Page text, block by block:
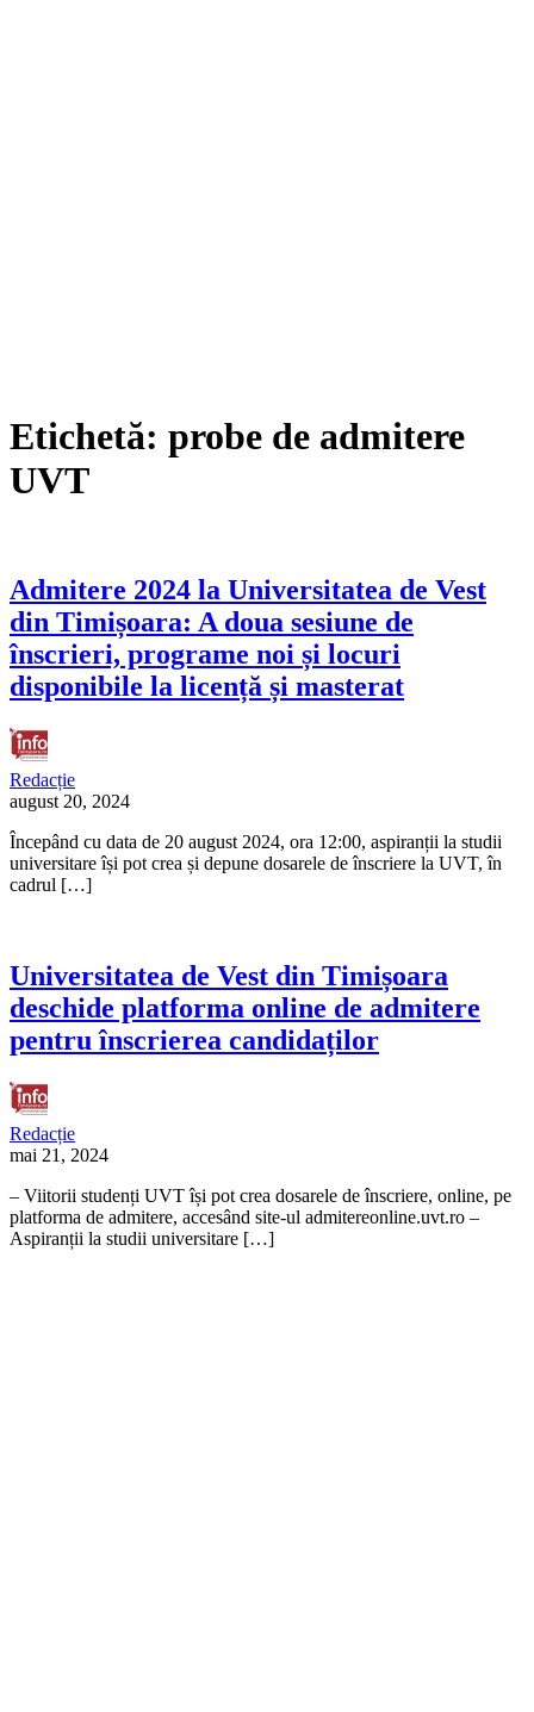
Etichetă: probe de admitere
UVT
Admitere 2024 la Universitatea de Vest
din Timișoara: A doua sesiune de
înscrieri, programe noi și locuri
disponibile la licență și masterat
Redacție
august 20, 2024
Începând cu data de 20 august 2024, ora 12:00, aspiranții la studii
universitare își pot crea și depune dosarele de înscriere la UVT, în
cadrul […]
Universitatea de Vest din Timișoara
deschide platforma online de admitere
pentru înscrierea candidaților
Redacție
mai 21, 2024
– Viitorii studenți UVT își pot crea dosarele de înscriere, online, pe
platforma de admitere, accesând site-ul admitereonline.uvt.ro –
Aspiranții la studii universitare […]